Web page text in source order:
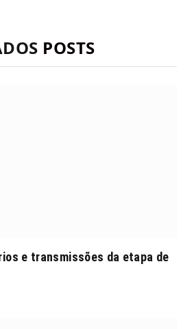
POSTS
e transmissões da etapa de